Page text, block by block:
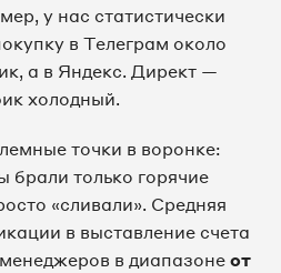
у нас статистически
в Телеграм около
а в Яндекс. Директ —
холодный.
точки в воронке:
только горячие
«сливали». Средняя
в выставление счета
в диапазоне от